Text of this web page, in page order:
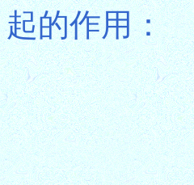
起的作用：